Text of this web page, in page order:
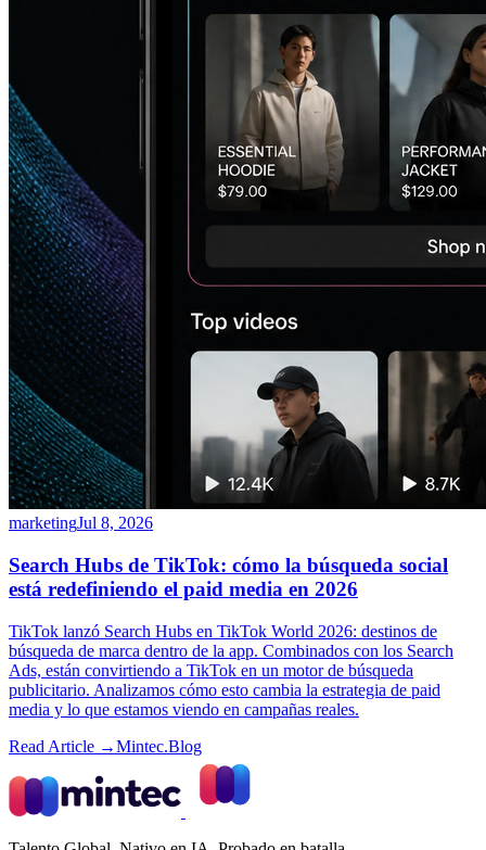
marketingJul 8, 2026
Search Hubs de TikTok: cómo la búsqueda social
está redefiniendo el paid media en 2026
TikTok lanzó Search Hubs en TikTok World 2026: destinos de
búsqueda de marca dentro de la app. Combinados con los Search
Ads, están convirtiendo a TikTok en un motor de búsqueda
publicitario. Analizamos cómo esto cambia la estrategia de paid
media y lo que estamos viendo en campañas reales.
Read Article →Mintec.Blog